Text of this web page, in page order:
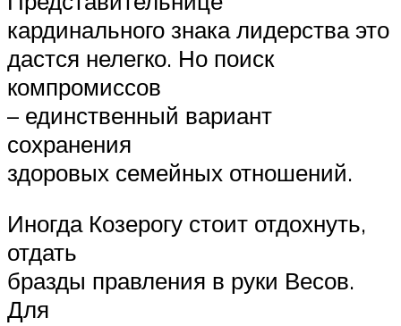
кардинального знака лидерства это
дастся нелегко. Но поиск
компромиссов
– единственный вариант
сохранения
здоровых семейных отношений.
Иногда Козерогу стоит отдохнуть,
отдать
бразды правления в руки Весов.
Для